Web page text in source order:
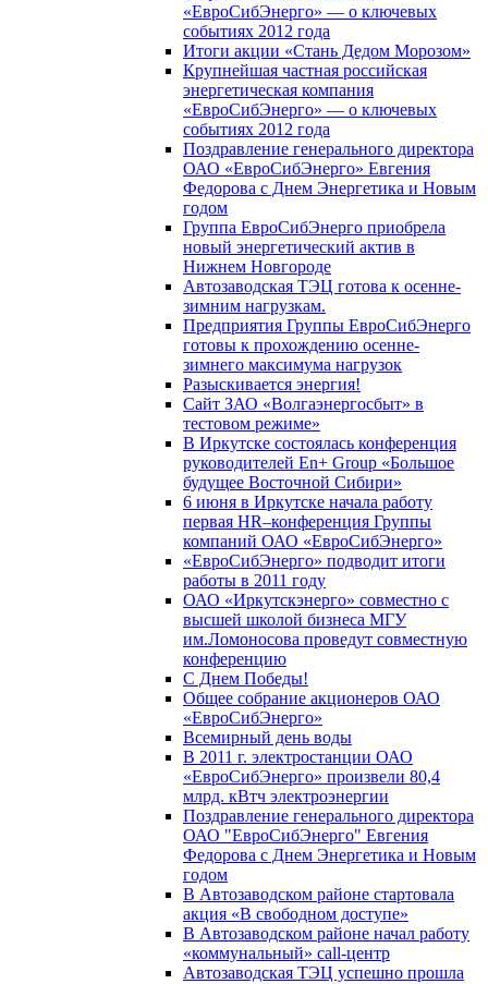
«ЕвроСибЭнерго» — о ключевых
событиях 2012 года
Итоги акции «Стань Дедом Морозом»
Крупнейшая частная российская
энергетическая компания
«ЕвроСибЭнерго» — о ключевых
событиях 2012 года
Поздравление генерального директора
ОАО «ЕвроСибЭнерго» Евгения
Федорова с Днем Энергетика и Новым
годом
Группа ЕвроСибЭнерго приобрела
новый энергетический актив в
Нижнем Новгороде
Автозаводская ТЭЦ готова к осенне-
зимним нагрузкам.
Предприятия Группы ЕвроСибЭнерго
готовы к прохождению осенне-
зимнего максимума нагрузок
Разыскивается энергия!
Сайт ЗАО «Волгаэнергосбыт» в
тестовом режиме»
В Иркутске состоялась конференция
руководителей En+ Group «Большое
будущее Восточной Сибири»
6 июня в Иркутске начала работу
первая HR–конференция Группы
компаний ОАО «ЕвроСибЭнерго»
«ЕвроСибЭнерго» подводит итоги
работы в 2011 году
ОАО «Иркутскэнерго» совместно с
высшей школой бизнеса МГУ
им.Ломоносова проведут совместную
конференцию
С Днем Победы!
Общее собрание акционеров ОАО
«ЕвроСибЭнерго»
Всемирный день воды
В 2011 г. электростанции ОАО
«ЕвроСибЭнерго» произвели 80,4
млрд. кВтч электроэнергии
Поздравление генерального директора
ОАО "ЕвроСибЭнерго" Евгения
Федорова с Днем Энергетика и Новым
годом
В Автозаводском районе стартовала
акция «В свободном доступе»
В Автозаводском районе начал работу
«коммунальный» call-центр
Автозаводская ТЭЦ успешно прошла